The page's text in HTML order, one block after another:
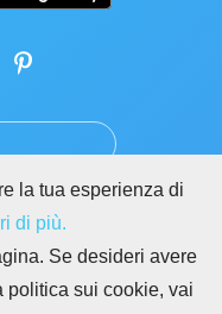
ABUSO
la tua esperienza di
di più.
Se desideri avere
politica sui cookie, vai